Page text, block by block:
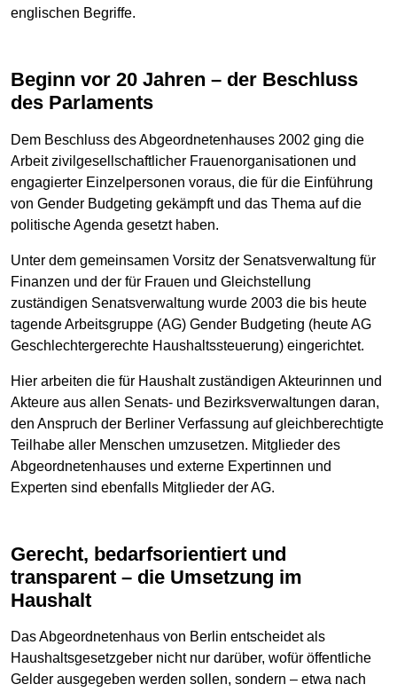
englischen Begriffe.
Beginn vor 20 Jahren – der Beschluss
des Parlaments
Dem Beschluss des Abgeordnetenhauses 2002 ging die
Arbeit zivilgesellschaftlicher Frauenorganisationen und
engagierter Einzelpersonen voraus, die für die Einführung
von Gender Budgeting gekämpft und das Thema auf die
politische Agenda gesetzt haben.
Unter dem gemeinsamen Vorsitz der Senatsverwaltung für
Finanzen und der für Frauen und Gleichstellung
zuständigen Senatsverwaltung wurde 2003 die bis heute
tagende Arbeitsgruppe (AG) Gender Budgeting (heute AG
Geschlechtergerechte Haushaltssteuerung) eingerichtet.
Hier arbeiten die für Haushalt zuständigen Akteurinnen und
Akteure aus allen Senats- und Bezirksverwaltungen daran,
den Anspruch der Berliner Verfassung auf gleichberechtigte
Teilhabe aller Menschen umzusetzen. Mitglieder des
Abgeordnetenhauses und externe Expertinnen und
Experten sind ebenfalls Mitglieder der AG.
Gerecht, bedarfsorientiert und
transparent – die Umsetzung im
Haushalt
Das Abgeordnetenhaus von Berlin entscheidet als
Haushaltsgesetzgeber nicht nur darüber, wofür öffentliche
Gelder ausgegeben werden sollen, sondern – etwa nach